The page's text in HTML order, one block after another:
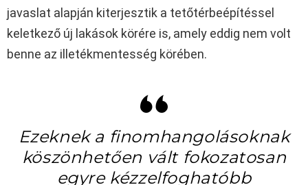
javaslat alapján kiterjesztik a tetőtérbeépítéssel
keletkező új lakások körére is, amely eddig nem volt
benne az illetékmentesség körében.
Ezeknek a finomhangolásoknak
köszönhetően vált fokozatosan
egyre kézzelfoghatóbb